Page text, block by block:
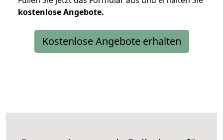
kostenloseAngebote.
Kostenlose Angebote erhalten